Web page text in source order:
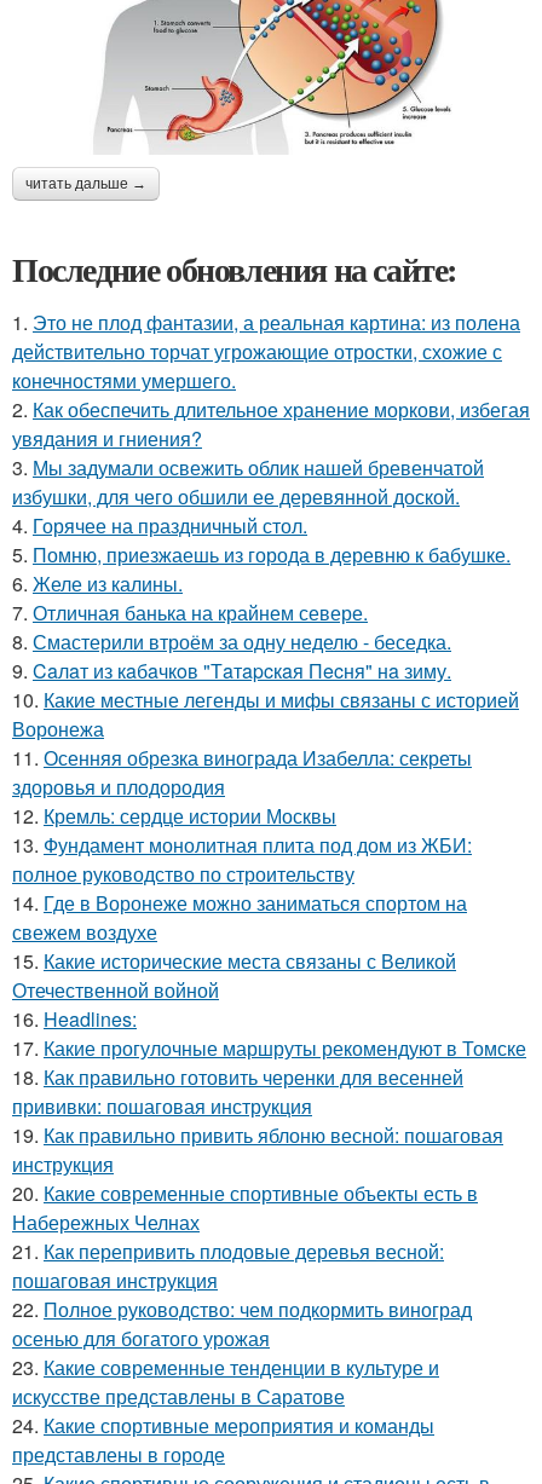
читать дальше →
Последние обновления на сайте:
1. Это не плод фантазии, а реальная картина: из полена
действительно торчат угрожающие отростки, схожие с
конечностями умершего.
2. Как обеспечить длительное хранение моркови, избегая
увядания и гниения?
3. Мы задумали освежить облик нашей бревенчатой
избушки, для чего обшили ее деревянной доской.
4. Горячее на праздничный стол.
5. Помню, приезжаешь из города в деревню к бабушке.
6. Желе из калины.
7. Отличная банька на крайнем севере.
8. Смастерили втроём за одну неделю - беседка.
9. Caлaт из кaбaчкoв "Тaтapcкaя Пecня" нa зиму.
10. Какие местные легенды и мифы связаны с историей
Воронежа
11. Осенняя обрезка винограда Изабелла: секреты
здоровья и плодородия
12. Кремль: сердце истории Москвы
13. Фундамент монолитная плита под дом из ЖБИ:
полное руководство по строительству
14. Где в Воронеже можно заниматься спортом на
свежем воздухе
15. Какие исторические места связаны с Великой
Отечественной войной
16. Headlines:
17. Какие прогулочные маршруты рекомендуют в Томске
18. Как правильно готовить черенки для весенней
прививки: пошаговая инструкция
19. Как правильно привить яблоню весной: пошаговая
инструкция
20. Какие современные спортивные объекты есть в
Набережных Челнах
21. Как перепривить плодовые деревья весной:
пошаговая инструкция
22. Полное руководство: чем подкормить виноград
осенью для богатого урожая
23. Какие современные тенденции в культуре и
искусстве представлены в Саратове
24. Какие спортивные мероприятия и команды
представлены в городе